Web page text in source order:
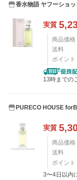
香水物語 ヤフーショ
実質
商品価格
送料
ポイント
13時までの
PURECO HOUSE
実質
商品価格
送料
ポイント
3〜4日以内